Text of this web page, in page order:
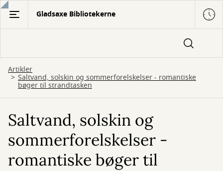
Gå
hovedindhold
Gladsaxe Bibliotekerne
Artikler
Saltvand, solskin og sommerforelskelser - romantiske
bøger til strandtasken
Saltvand, solskin og
sommerforelskelser -
romantiske bøger til